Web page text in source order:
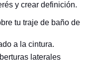
y crear definición.
tu traje de baño de
a la cintura.
laterales